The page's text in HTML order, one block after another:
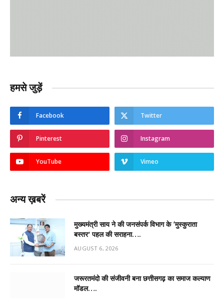
हमसे जुड़ें
Facebook Twitter
Pinterest Instagram
YouTube Vimeo
अन्य ख़बरें
मुख्यमंत्री साय ने की जनसंपर्क विभाग के ‘मुस्कुराता
बस्तर’ पहल की सराहना….
AUGUST 6, 2026
जरूरतमंदो की संजीवनी बना छत्तीसगढ़ का समाज कल्याण
मॉडल….